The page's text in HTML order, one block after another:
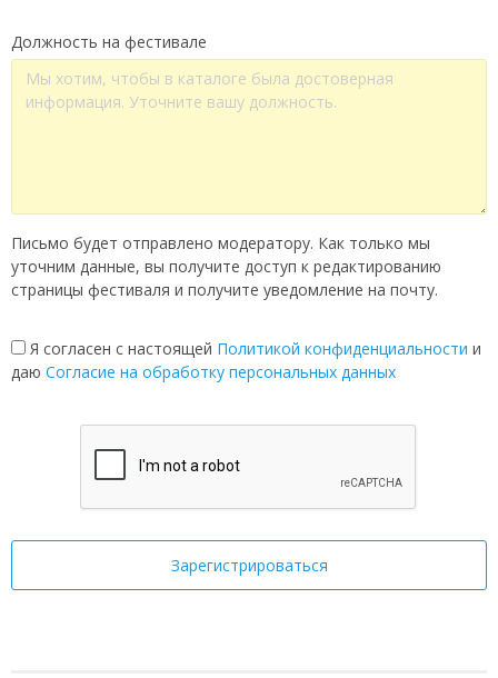
Должность на фестивале
Письмо будет отправлено модератору. Как только мы
уточним данные, вы получите доступ к редактированию
страницы фестиваля и получите уведомление на почту.
Я согласен с настоящей Политикой конфиденциальности и
даю Согласие на обработку персональных данных